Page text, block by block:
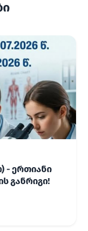
- ერთიანი
განრიგი!